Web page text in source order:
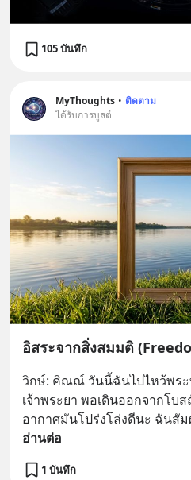
105 บันทึก
MyThoughts • ติดตาม
ได้รับการบูสต์
อิสระจากสิ่งสมมติ
วิกษ์: คิณณ์ วันนี้ฉันไปไหว้พร
เจ้าพระยา พอเดินออกจากโบ
อากาศมันโปร่งโล่งดีนะ ฉันสั
อ่านต่อ
1 บันทึก